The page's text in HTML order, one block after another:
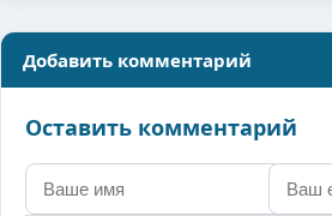
Добавить комментарий
Оставить комментарий